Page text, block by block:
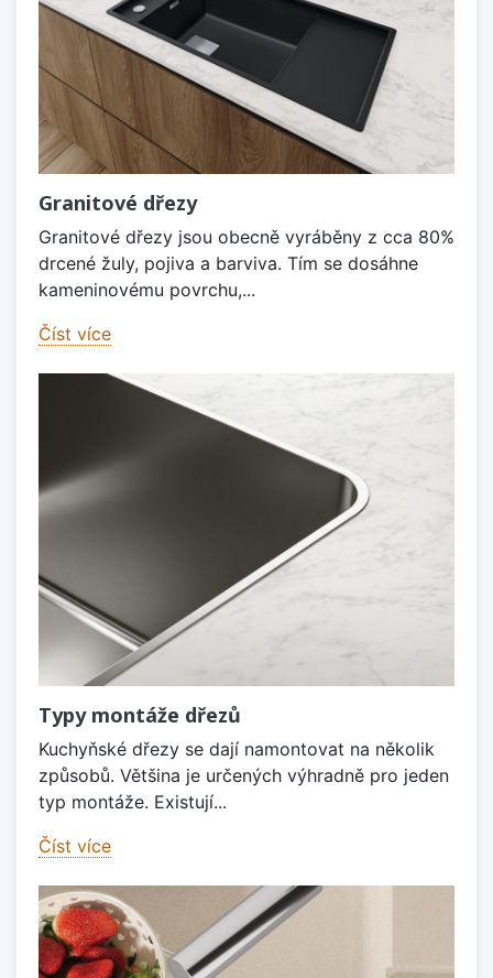
Granitové dřezy
Granitové dřezy jsou obecně vyráběny z cca 80%
drcené žuly, pojiva a barviva. Tím se dosáhne
kameninovému povrchu,...
Číst více
Typy montáže dřezů
Kuchyňské dřezy se dají namontovat na několik
způsobů. Většina je určených výhradně pro jeden
typ montáže. Existují...
Číst více